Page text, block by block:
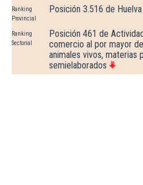
Ranking
Provincial
Posición 3.516 de Huelva
Ranking
Sectorial
Posición 461 de
comercio al por mayor
animales vivos, materias
semielaborados